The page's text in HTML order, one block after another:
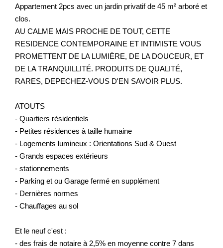
Appartement 2pcs avec un jardin privatif de 45 m² arboré et
clos.
AU CALME MAIS PROCHE DE TOUT, CETTE
RESIDENCE CONTEMPORAINE ET INTIMISTE VOUS
PROMETTENT DE LA LUMIÈRE, DE LA DOUCEUR, ET
DE LA TRANQUILLITÉ. PRODUITS DE QUALITÉ,
RARES, DEPECHEZ-VOUS D'EN SAVOIR PLUS.
ATOUTS
- Quartiers résidentiels
- Petites résidences à taille humaine
- Logements lumineux : Orientations Sud & Ouest
- Grands espaces extérieurs
- stationnements
- Parking et ou Garage fermé en supplément
- Dernières normes
- Chauffages au sol
Et le neuf c'est :
- des frais de notaire à 2,5% en moyenne contre 7 dans